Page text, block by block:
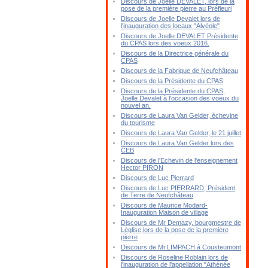
pose de la première pierre au Préfleuri
Discours de Joelle Devalet lors de
l'inauguration des locaux "Alvéole"
Discours de Joelle DEVALET Présidente
du CPAS lors des voeux 2016.
Discours de la Directrice générale du
CPAS
Discours de la Fabrique de Neufchâteau
Discours de la Présidente du CPAS
Discours de la Présidente du CPAS,
Joelle Devalet à l'occasion des voeux du
nouvel an.
Discours de Laura Van Gelder, échevine
du tourisme
Discours de Laura Van Gelder, le 21 juillet
Discours de Laura Van Gelder lors des
CEB
Discours de l'Echevin de l'enseignement
Hector PIRON
Discours de Luc Pierrard
Discours de Luc PIERRARD, Président
de Terre de Neufchâteau
Discours de Maurice Modard-
Inauguration Maison de village
Discours de Mr Demazy, bourgmestre de
Léglise,lors de la pose de la première
pierre
Discours de Mr.LIMPACH à Cousteumont
Discours de Roseline Roblain lors de
l'inauguration de l'appellation "Athénée